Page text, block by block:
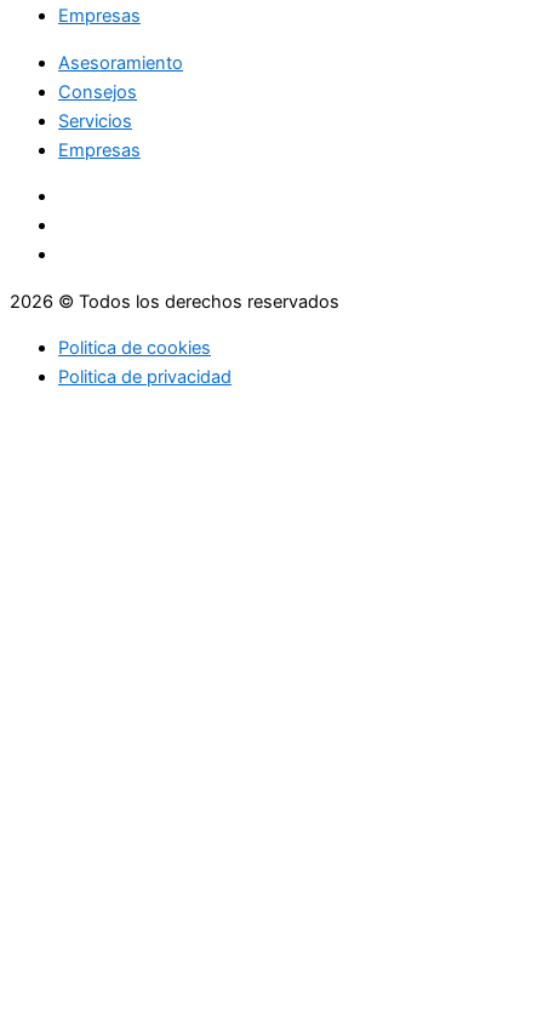
Empresas
Asesoramiento
Consejos
Servicios
Empresas
2026 © Todos los derechos reservados
Politica de cookies
Politica de privacidad